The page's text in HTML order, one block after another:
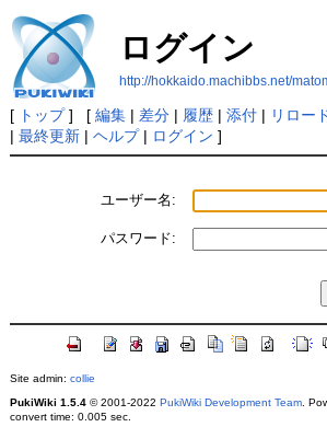
ログイン
http://hokkaido.machibbs.net/
[ トップ] [ 編集| 差分| 履歴| 添付| リロー
| 最終更新| ヘルプ| ログイン ]
ユーザー名:
パスワード:
Site admin: collie
PukiWiki 1.5.4© 2001-2022 PukiWiki Development Team.
convert time: 0.005 sec.